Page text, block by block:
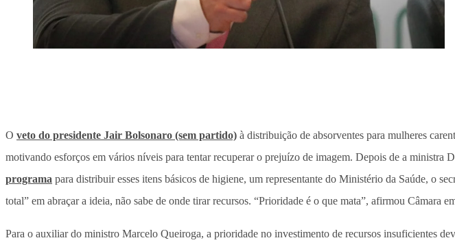
O veto do presidente Jair Bolsonaro (sem partido) à distribuição de absorventes para mulheres
motivando esforços em vários níveis para tentar recuperar o prejuízo de imagem. Depois de a
programa para distribuir esses itens básicos de higiene, um representante do Ministério da Saúde, o
total” em abraçar a ideia, não sabe de onde tirar recursos. “Prioridade é o que mata”, afirmou Câmara
Para o auxiliar do ministro Marcelo Queiroga, a prioridade no investimento de recursos insuficientes